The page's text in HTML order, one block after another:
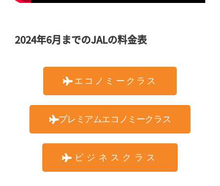
2024年6月までのJALの料金表
エコノミークラス
プレミアムエコノミークラス
ビジネスクラス